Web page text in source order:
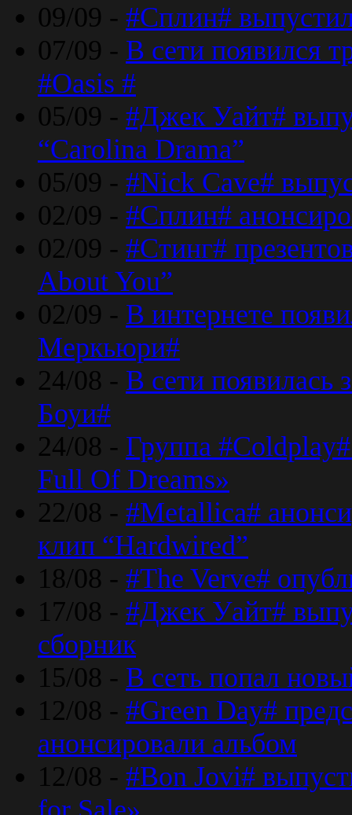
09/09 - #Сплин#
07/09 - В сети появился
#Oasis #
05/09 - #Джек Уайт#
“Carolina Drama”
05/09 - #Nick Cave#
02/09 - #Сплин#
02/09 - #Стинг#
About You”
02/09 - В интернете
Меркьюри#
24/08 - В сети появилась
Боуи#
24/08 - Группа
Full Of Dreams»
22/08 - #Metallica#
клип “Hardwired”
18/08 - #The Verve#
17/08 - #Джек Уайт#
сборник
15/08 - В сеть попал
12/08 - #Green Day#
анонсировали альбом
12/08 - #Bon Jovi#